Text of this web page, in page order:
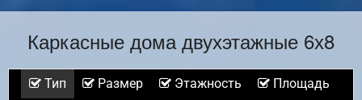
Каркасные дома двухэтажные 6х8
Тип Размер Этажность
Площадь